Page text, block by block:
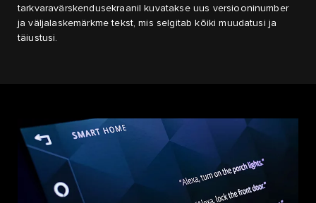
tarkvaravärskendusekraanil kuvatakse uus versiooninumber
ja väljalaskemärkme tekst, mis selgitab kõiki muudatusi ja
täiustusi.